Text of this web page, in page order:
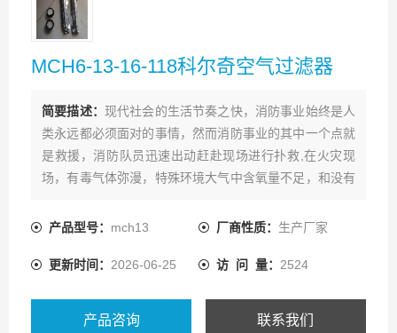
MCH6-13-16-118科尔奇空气过滤器
简要描述： 现代社会的生活节奏之快，消防事业始终是人
类永远都必须面对的事情，然而消防事业的其中一个点就
是救援，消防队员迅速出动赶赴现场进行扑救,在火灾现
场，有毒气体弥漫，特殊环境大气中含氧量不足，和没有
缩机为生命提供续供气。MCH6-13-16-118科尔奇空气过
产品型号： mch13 厂商性质： 生产厂家
更新时间： 2026-06-25 访 问 量： 2524
产品咨询 联系我们